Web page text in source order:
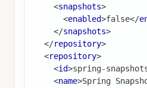
<snapshots>
<enabled>false</
</snapshots>
</repository>
<repository>
<id>spring-
<name>Spring